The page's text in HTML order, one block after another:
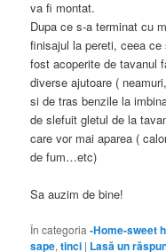
va fi montat.
Dupa ce s-a terminat cu
finisajul la pereti, ceea
fost acoperite de tavanul
diverse ajutoare (
si de tras benzile la
de slefuit gletul de la
care vor mai aparea (
de fum…etc)
Sa auzim de bine!
În categoria -Home-sweet
sape,tinci | Lasă un